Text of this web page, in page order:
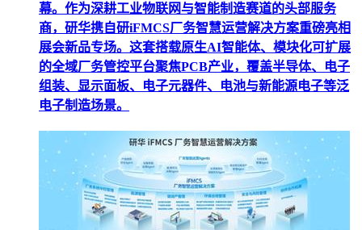
幕。作为深耕工业物联网与智能制造赛道的头部服务
商，研华携自研iFMCS厂务智慧运营解决方案重磅亮相
展会新品专场。这套搭载原生AI智能体、模块化可扩展
的全域厂务管控平台聚焦PCB产业，覆盖半导体、电子
组装、显示面板、电子元器件、电池与新能源电子等泛
电子制造场景。